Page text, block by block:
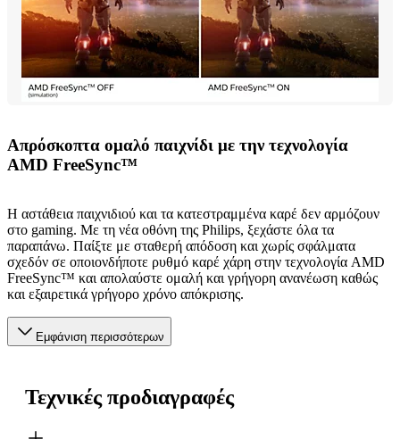
Απρόσκοπτα ομαλό παιχνίδι με την τεχνολογία
AMD FreeSync™
Η αστάθεια παιχνιδιού και τα κατεστραμμένα καρέ δεν αρμόζουν
στο gaming. Με τη νέα οθόνη της Philips, ξεχάστε όλα τα
παραπάνω. Παίξτε με σταθερή απόδοση και χωρίς σφάλματα
σχεδόν σε οποιονδήποτε ρυθμό καρέ χάρη στην τεχνολογία AMD
FreeSync™ και απολαύστε ομαλή και γρήγορη ανανέωση καθώς
και εξαιρετικά γρήγορο χρόνο απόκρισης.
Εμφάνιση περισσότερων
Τεχνικές προδιαγραφές